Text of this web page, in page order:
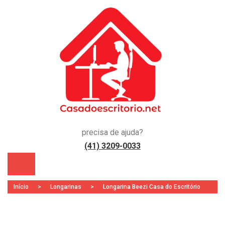
precisa de ajuda?
(41) 3209-0033
Início > Longarinas > Longarina Beezi Casa do Escritório